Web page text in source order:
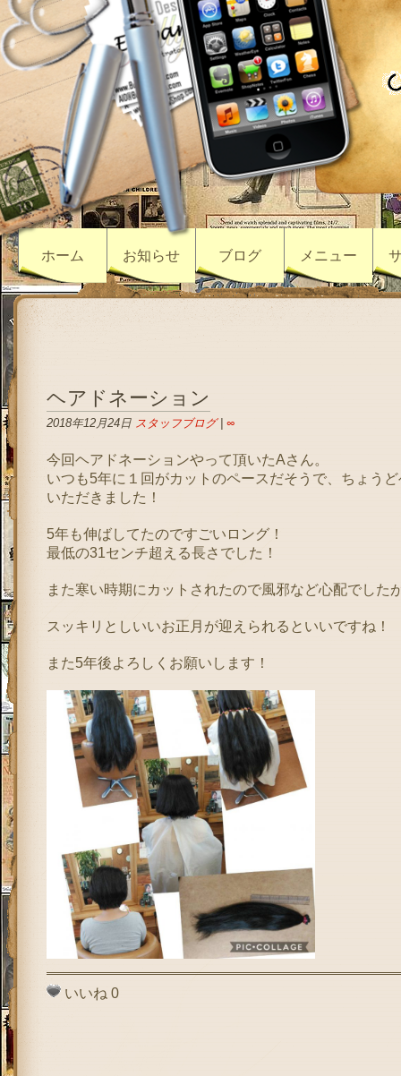
ホーム お知らせ ブログ メニュー
ヘアドネーション
2018年12月24日 スタッフブログ| ∞
今回ヘアドネーションやって頂いたAさん。
いつも5年に１回がカットのペースだそうで、ちょう
いただきました！
5年も伸ばしてたのですごいロング！
最低の31センチ超える長さでした！
また寒い時期にカットされたので風邪など心配でし
スッキリとしいいお正月が迎えられるといいですね！
また5年後よろしくお願いします！
いいね 0